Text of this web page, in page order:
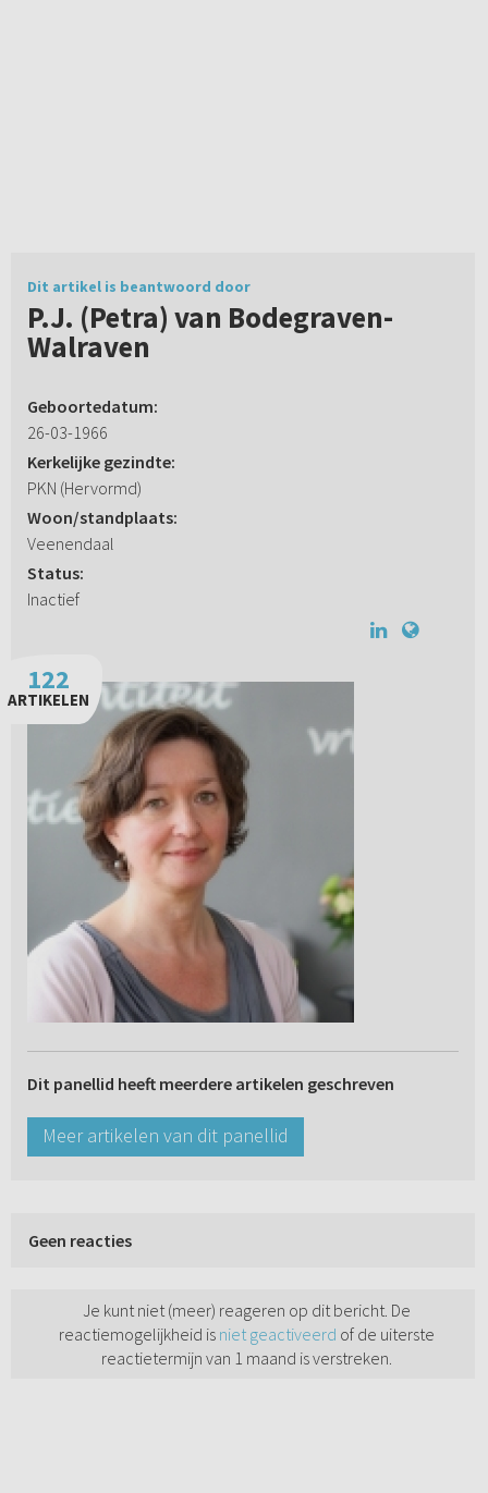
Dit artikel is beantwoord door
P.J. (Petra) van Bodegraven-
Walraven
Geboortedatum:
26-03-1966
Kerkelijke gezindte:
PKN (Hervormd)
Woon/standplaats:
Veenendaal
Status:
Inactief
122
ARTIKELEN
Dit panellid heeft meerdere artikelen geschreven
Meer artikelen van dit panellid
Geen reacties
Je kunt niet (meer) reageren op dit bericht. De
reactiemogelijkheid is niet geactiveerd of de uiterste
reactietermijn van 1 maand is verstreken.